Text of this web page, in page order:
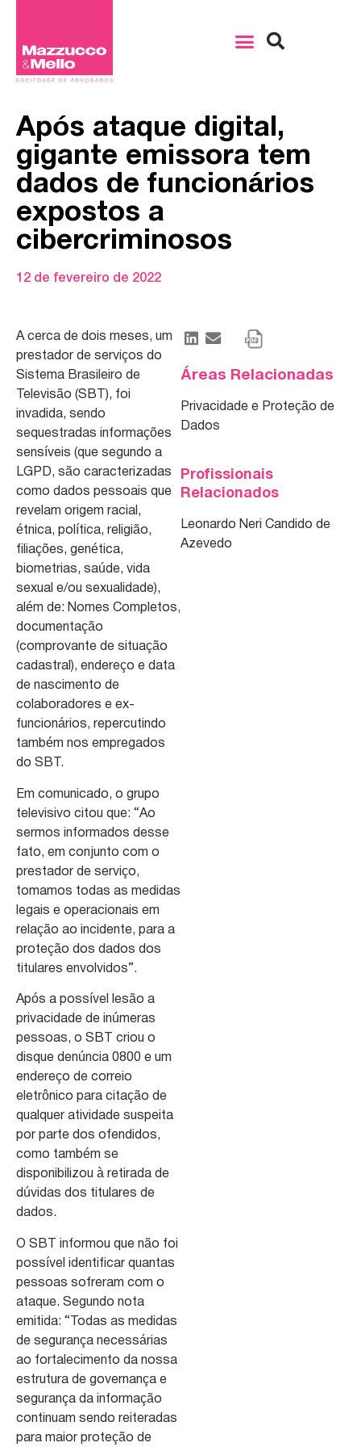
Após ataque digital,
gigante emissora tem
dados de funcionários
expostos a
cibercriminosos
12 de fevereiro de 2022
A cerca de dois meses, um
prestador de serviços do
Sistema Brasileiro de
Televisão (SBT), foi
invadida, sendo
sequestradas informações
sensíveis (que segundo a
LGPD, são caracterizadas
como dados pessoais que
revelam origem racial,
étnica, política, religião,
filiações, genética,
biometrias, saúde, vida
sexual e/ou sexualidade),
além de: Nomes Completos,
documentação
(comprovante de situação
cadastral), endereço e data
de nascimento de
colaboradores e ex-
funcionários, repercutindo
também nos empregados
do SBT.
Em comunicado, o grupo
televisivo citou que: “Ao
sermos informados desse
fato, em conjunto com o
prestador de serviço,
tomamos todas as medidas
legais e operacionais em
relação ao incidente, para a
proteção dos dados dos
titulares envolvidos”.
Após a possível lesão a
privacidade de inúmeras
pessoas, o SBT criou o
disque denúncia 0800 e um
endereço de correio
eletrônico para citação de
qualquer atividade suspeita
por parte dos ofendidos,
como também se
disponibilizou à retirada de
dúvidas dos titulares de
dados.
O SBT informou que não foi
possível identificar quantas
pessoas sofreram com o
ataque. Segundo nota
emitida: “Todas as medidas
de segurança necessárias
ao fortalecimento da nossa
estrutura de governança e
segurança da informação
continuam sendo reiteradas
para maior proteção de
Áreas Relacionadas
Privacidade e Proteção de
Dados
Profissionais
Relacionados
Leonardo Neri Candido de
Azevedo